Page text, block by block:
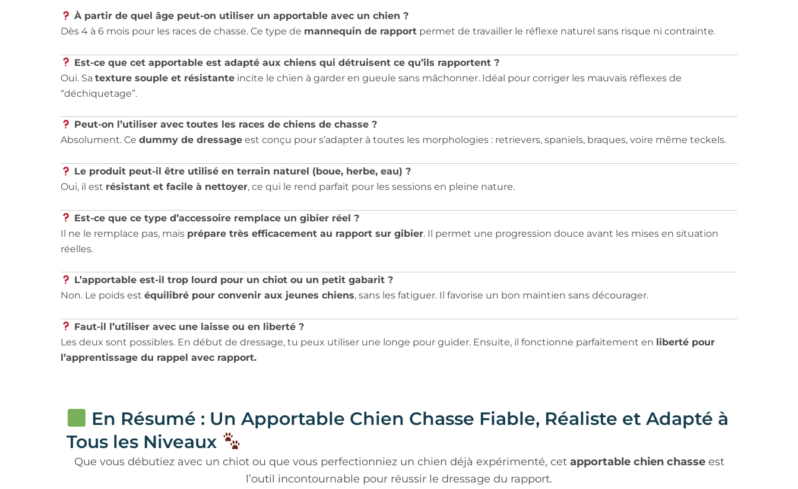
À partir de quel âge peut-on utiliser un apportable avec un chien ?
Dès 4 à 6 mois pour les races de chasse. Ce type de mannequin de rapport permet de travailler le réflexe naturel sans risque ni contrainte.
Est-ce que cet apportable est adapté aux chiens qui détruisent ce qu’ils rapportent ?
Oui. Sa texture souple et résistante incite le chien à garder en gueule sans mâchonner. Idéal pour corriger les mauvais réflexes de
“déchiquetage”.
Peut-on l’utiliser avec toutes les races de chiens de chasse ?
Absolument. Ce dummy de dressage est conçu pour s’adapter à toutes les morphologies : retrievers, spaniels, braques, voire même teckels.
Le produit peut-il être utilisé en terrain naturel (boue, herbe, eau) ?
Oui, il est résistant et facile à nettoyer, ce qui le rend parfait pour les sessions en pleine nature.
Est-ce que ce type d’accessoire remplace un gibier réel ?
Il ne le remplace pas, mais prépare très efficacement au rapport sur gibier. Il permet une progression douce avant les mises en situation
réelles.
L’apportable est-il trop lourd pour un chiot ou un petit gabarit ?
Non. Le poids est équilibré pour convenir aux jeunes chiens, sans les fatiguer. Il favorise un bon maintien sans décourager.
Faut-il l’utiliser avec une laisse ou en liberté ?
Les deux sont possibles. En début de dressage, tu peux utiliser une longe pour guider. Ensuite, il fonctionne parfaitement en liberté pour
l’apprentissage du rappel avec rapport.
En Résumé : Un Apportable Chien Chasse Fiable, Réaliste et Adapté à
Tous les Niveaux
Que vous débutiez avec un chiot ou que vous perfectionniez un chien déjà expérimenté, cet apportable chien chasseest
l’outil incontournable pour réussir le dressage du rapport.